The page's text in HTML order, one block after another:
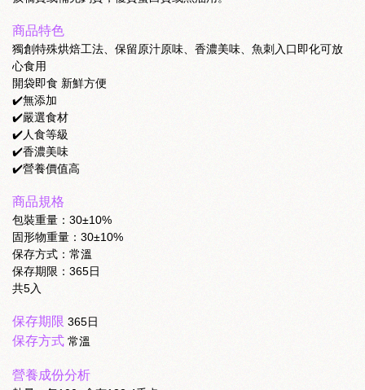
商品特色
獨創特殊烘焙工法、保留原汁原味、香濃美味、魚刺入口即化可放
心食用
開袋即食 新鮮方便
✔️無添加
✔️嚴選食材
✔️人食等級
✔️香濃美味
✔️營養價值高
商品規格
包裝重量：30±10%
固形物重量：30±10%
保存方式：常溫
保存期限：365日
共5入
保存期限 365日
保存方式 常溫
營養成份分析